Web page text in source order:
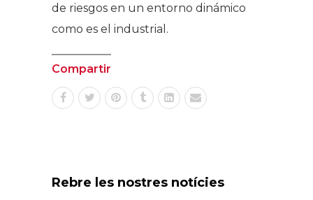
de riesgos en un entorno dinámico
como es el industrial.
Compartir
Rebre les nostres notícies